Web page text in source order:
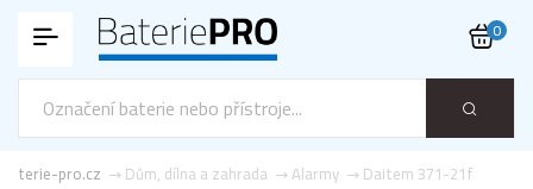
0
Daitem 371-21f
Alarmy
Dům, dílna a zahrada
Baterie-pro.cz